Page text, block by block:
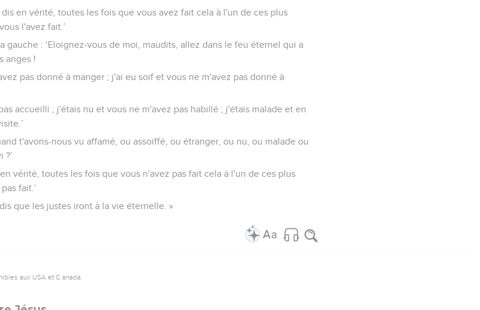
en vérité, toutes les fois que vous avez fait cela à l'un de ces plus
l'avez fait.’
gauche : ‘Eloignez-vous de moi, maudits, allez dans le feu éternel qui a
anges !
pas donné à manger ; j'ai eu soif et vous ne m'avez pas donné à
accueilli ; j'étais nu et vous ne m'avez pas habillé ; j'étais malade et en
t'avons-nous vu affamé, ou assoiffé, ou étranger, ou nu, ou malade ou
?’
vérité, toutes les fois que vous n'avez pas fait cela à l'un de ces plus
fait.’
que les justes iront à la vie éternelle. »
aux USA et C anada.